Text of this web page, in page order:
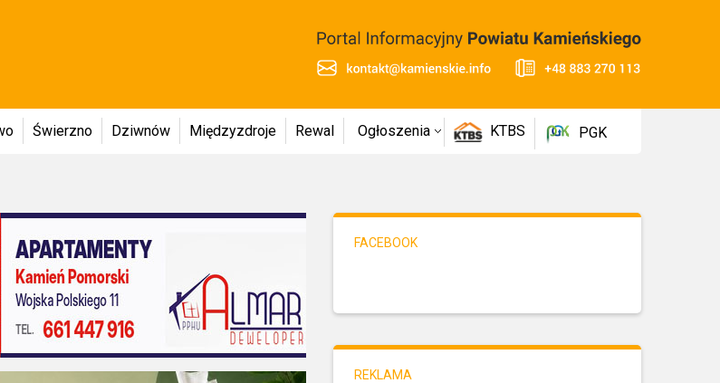
Świerzno Dziwnów Międzyzdroje Rewal Ogłoszenia KTBS PGK
FACEBOOK
REKLAMA